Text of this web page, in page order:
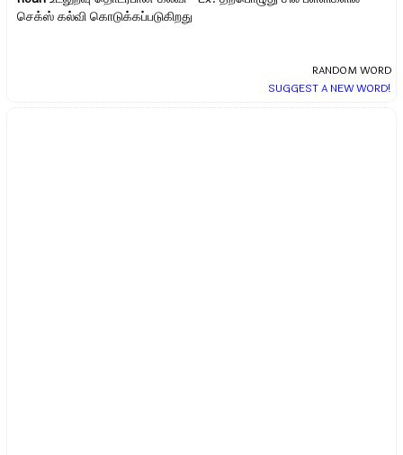
செக்ஸ் கல்வி கொடுக்கப்படுகிறது
RANDOM WORD
SUGGEST A NEW WORD!